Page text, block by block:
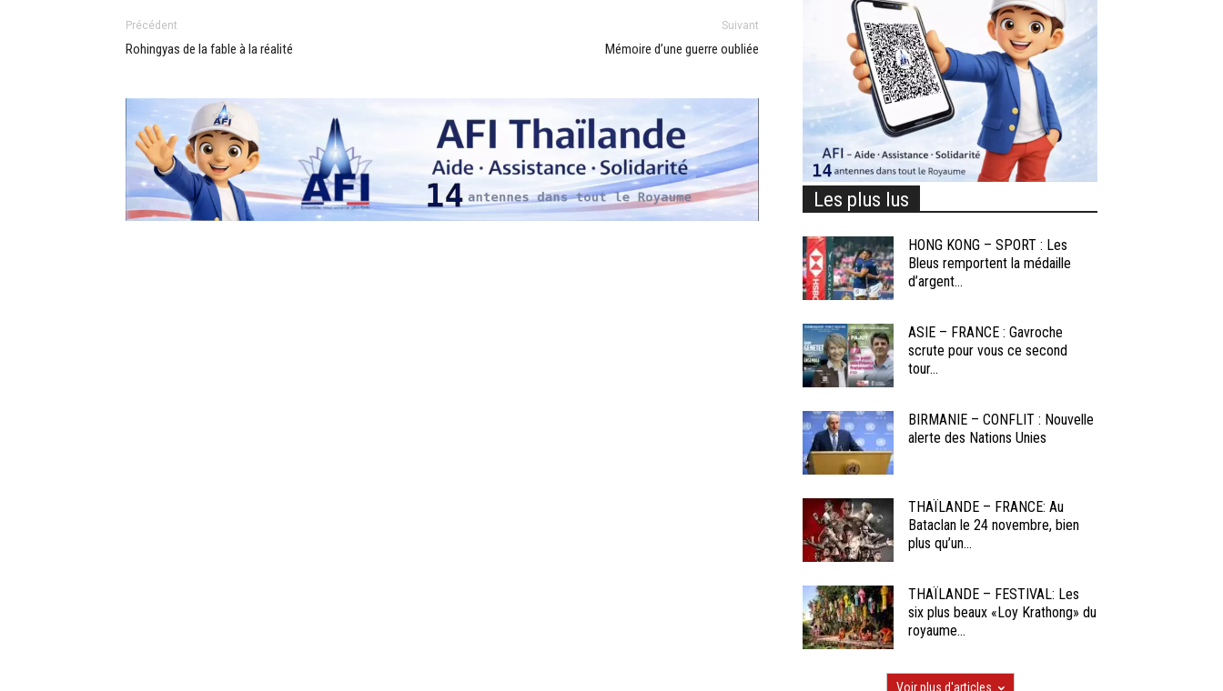
Précédent
Rohingyas de la fable à la réalité
Suivant
Mémoire d’une guerre oubliée
Les plus lus
HONG KONG – SPORT : Les
Bleus remportent la médaille
d’argent...
ASIE – FRANCE : Gavroche
scrute pour vous ce second
tour...
BIRMANIE – CONFLIT : Nouvelle
alerte des Nations Unies
THAÏLANDE – FRANCE: Au
Bataclan le 24 novembre, bien
plus qu’un...
THAÏLANDE – FESTIVAL: Les
six plus beaux «Loy Krathong» du
royaume...
Voir plus d'articles